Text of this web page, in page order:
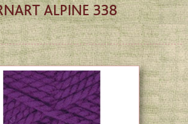
ALPINE 338